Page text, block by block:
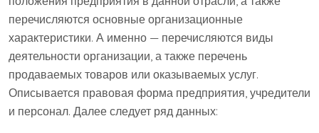
перечисляются основные организационные
характеристики. А именно — перечисляются виды
деятельности организации, а также перечень
продаваемых товаров или оказываемых услуг.
Описывается правовая форма предприятия, учредители
и персонал. Далее следует ряд данных: